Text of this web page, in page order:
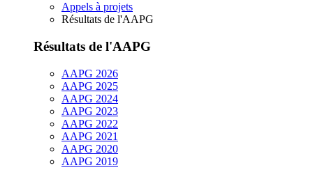
Appels à projets
Résultats de l'AAPG
Résultats de l'AAPG
AAPG 2026
AAPG 2025
AAPG 2024
AAPG 2023
AAPG 2022
AAPG 2021
AAPG 2020
AAPG 2019